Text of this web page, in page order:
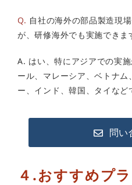
Q. 自社の海外の部品製造現
が、研修海外でも実施できま
A. はい、特にアジアでの実
ール、マレーシア、ベトナ
ー、インド、韓国、タイなど
問い
４.おすすめプ